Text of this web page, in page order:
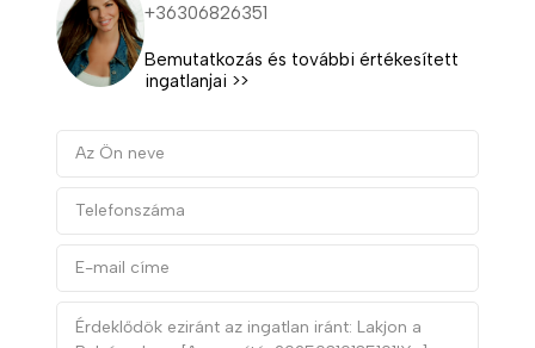
+36306826351
Bemutatkozás és további értékesített
ingatlanjai >>